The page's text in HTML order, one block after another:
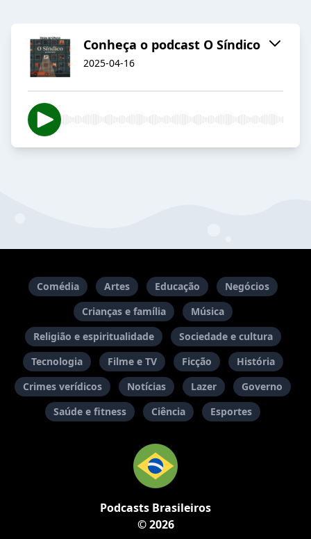
Conheça o podcast O Síndico
2025-04-16
Comédia Artes Educação
Negócios
Crianças e família
Música
Religião e espiritualidade
Sociedade e cultura
Tecnologia
Filme e TV Ficção
História
Crimes verídicos
Notícias Lazer
Governo
Saúde e fitness
Ciência Esportes
Podcasts Brasileiros
© 2026